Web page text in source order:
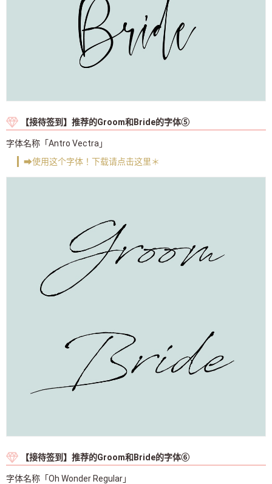
【接待签到】推荐的Groom和Bride的字体⑤
字体名称「Antro Vectra」
➡使用这个字体！下载请点击这里＊
【接待签到】推荐的Groom和Bride的字体⑥
字体名称「Oh Wonder Regular」